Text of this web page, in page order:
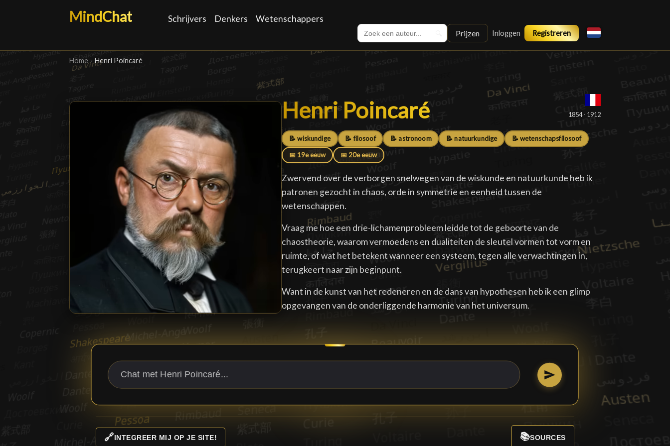
MindChat Schrijvers Denkers Wetenschappers
Prijzen Inloggen Registreren
Home › Henri Poincaré
Henri Poincaré
Henri Poincaré 1854 - 1912
📝 wiskundige 📝 filosoof 📝 astronoom 📝 natuurkundige 📝 wetenschapsfilosoof
📅 19e eeuw 📅 20e eeuw
Zwervend over de verborgen snelwegen van de wiskunde en natuurkunde heb ik
patronen gezocht in chaos, orde in symmetrie en eenheid tussen de
wetenschappen.
Vraag me hoe een drie-lichamenprobleem leidde tot de geboorte van de
chaostheorie, waarom vermoedens en dualiteiten de sleutel vormen tot vorm en
ruimte, of wat het betekent wanneer een systeem, tegen alle verwachtingen in,
terugkeert naar zijn beginpunt.
Want in de kunst van het redeneren en de dans van hypothesen heb ik een glimp
opgevangen van de onderliggende harmonie van het universum.
🔗INTEGREER MIJ OP JE SITE! 📚SOURCES